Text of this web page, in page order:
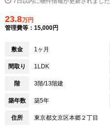
23.8万円
管理費等：15,000円
敷金 1ヶ月
間取り 1LDK
階 3階/13階建
築年数 築5年
住所 東京都文京区本郷２丁目